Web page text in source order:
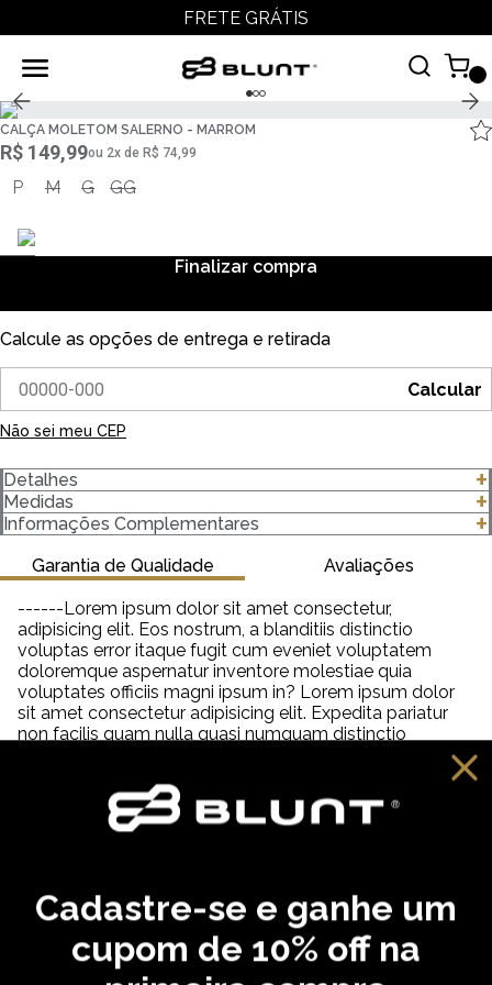
FRETE GRÁTIS
CALÇA MOLETOM SALERNO - MARROM
R$ 149,99ou 2x de R$ 74,99
P M G GG
Finalizar compra
Calcule as opções de entrega e retirada
Calcular
Não sei meu CEP
Detalhes
A Calça Moletom Salerno possui modelagem exclusiva feita
de 100% algodão, bolsos laterais com forros 100% algodão
também, elástico e cordão na cintura para melhor ajuste.
Medidas
clique para abrir as medidas
Informações Complementares
Garantia de Qualidade
------Lorem ipsum dolor sit amet consectetur,
adipisicing elit. Eos nostrum, a blanditiis distinctio
voluptas error itaque fugit cum eveniet voluptatem
doloremque aspernatur inventore molestiae quia
voluptates officiis magni ipsum in? Lorem ipsum dolor
sit amet consectetur adipisicing elit. Expedita pariatur
non facilis quam nulla quasi numquam distinctio
saepe neque unde labore illum dolor provident. Lorem
ipsum dolor sit amet consectetur adipisicing elit. Aut
distinctio adipisci hic molestiae, amet quibusdam
cupiditate inventore fugit eveniet aliquam similique
Avaliações
VOCÊ PODE GOSTAR
Cadastre-se e ganhe um
cupom de 10% off na